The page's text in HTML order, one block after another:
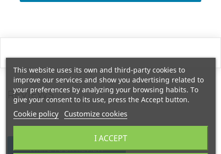
REVIEWS
WRITE YOUR REVIEW
This website uses its own and third-party cookies to
improve our services and show you advertising related to
your preferences by analyzing your browsing habits. To
give your consent to its use, press the Accept button.
Cookie policy Customize cookies
I ACCEPT